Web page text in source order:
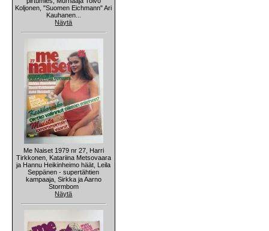
Koljonen, "Suomen Eichmann" Ari
Kauhanen...
Näytä
Me Naiset 1979 nr 27, Harri
Tirkkonen, Katariina Metsovaara
ja Hannu Heikinheimo häät, Leila
Seppänen - supertähtien
kampaaja, Sirkka ja Aarno
Stormbom
Näytä